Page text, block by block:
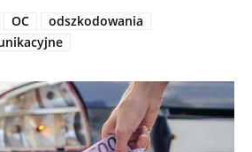
OC
odszkodowania